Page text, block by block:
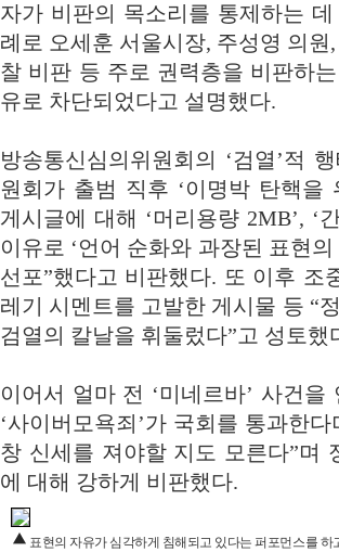
자가 비판의 목소리를 통제하는
례로 오세훈 서울시장, 주성영 의원
찰 비판 등 주로 권력층을 비판하
유로 차단되었다고 설명했다.
방송통신심의위원회의 ‘검열’적
원회가 출범 직후 ‘이명박 탄핵을
게시글에 대해 ‘머리용량 2MB’, ‘
이유로 ‘언어 순화와 과장된 표현
선포”했다고 비판했다. 또 이후 조
레기 시멘트를 고발한 게시물 등 “
검열의 칼날을 휘둘렀다”고 성토했
이어서 얼마 전 ‘미네르바’ 사건
‘사이버모욕죄’가 국회를 통과한
창 신세를 져야할 지도 모른다”며
에 대해 강하게 비판했다.
표현의 자유가 심각하게 침해되고 있다는 퍼포먼스를 하